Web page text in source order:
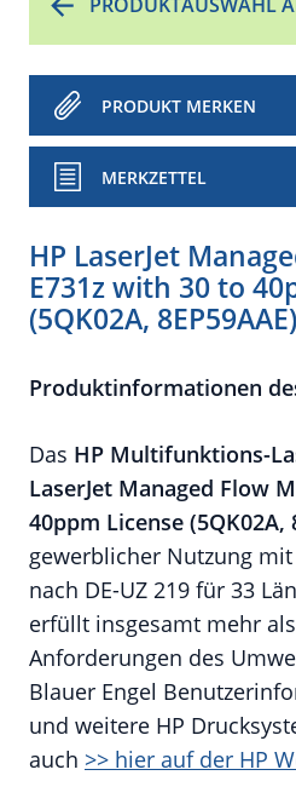
PRODUKT MERKEN
MERKZETTEL
HP LaserJet
E731z with 30 to
(5QK02A, 8EP59AAE)
Produktinformationen
Das HP Multifunktions-
LaserJet Managed Flow
40ppm License (5QK02A,
gewerblicher Nutzung
nach DE-UZ 219 für 33
erfüllt insgesamt mehr
Anforderungen des
Blauer Engel
und weitere HP
auch >> hier auf der HP